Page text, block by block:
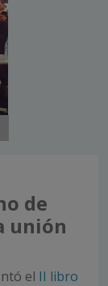
de
unión
el II libro